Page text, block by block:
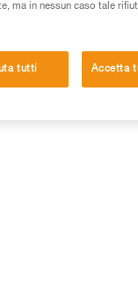
ma in nessun caso tale
tutti Accetta